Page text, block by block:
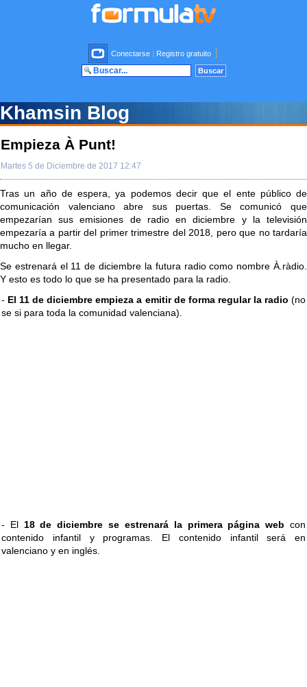
Conectarse | Registro gratuito
Khamsin Blog
Empieza À Punt!
Martes 5 de Diciembre de 2017 12:47
Tras un año de espera, ya podemos decir que el ente público de
comunicación valenciano abre sus puertas. Se comunicó que
empezarían sus emisiones de radio en diciembre y la televisión
empezaría a partir del primer trimestre del 2018, pero que no tardaría
mucho en llegar.
Se estrenará el 11 de diciembre la futura radio como nombre À.ràdio.
Y esto es todo lo que se ha presentado para la radio.
- El 11 de diciembre empieza a emitir de forma regular la radio (no
se si para toda la comunidad valenciana).
- El 18 de diciembre se estrenará la primera página web con
contenido infantil y programas. El contenido infantil será en
valenciano y en inglés.